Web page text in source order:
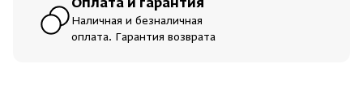
Оплата и гарантия
Наличная и безналичная
оплата. Гарантия возврата